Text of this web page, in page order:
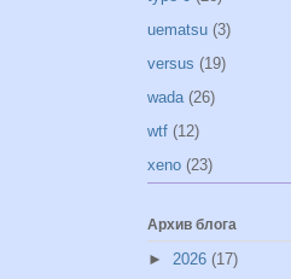
uematsu (3)
versus (19)
wada (26)
wtf (12)
xeno (23)
Архив блога
► 2026 (17)